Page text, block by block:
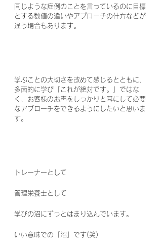
同じような症例のことを言っているのに目標
とする数値の違いやアプローチの仕方などが
違う場合もあります。
学ぶことの大切さを改めて感じるとともに、
多面的に学び「これが絶対です。」ではな
く、お客様のお声をしっかりと耳にして必要
なアプローチをできるようにしたいと思いま
す。
トレーナーとして
管理栄養士として
学びの沼にずっとはまり込んでいます。
いい意味での「沼」です(笑)